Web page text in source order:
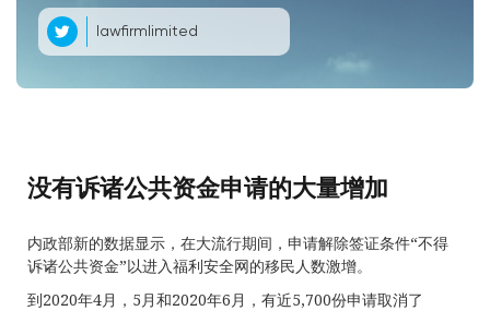
lawfirmlimited
没有诉诸公共资金申请的大量增加
内政部新的数据显示，在大流行期间，申请解除签证条件“不得
诉诸公共资金”以进入福利安全网的移民人数激增。
到2020年4月，5月和2020年6月，有近5,700份申请取消了